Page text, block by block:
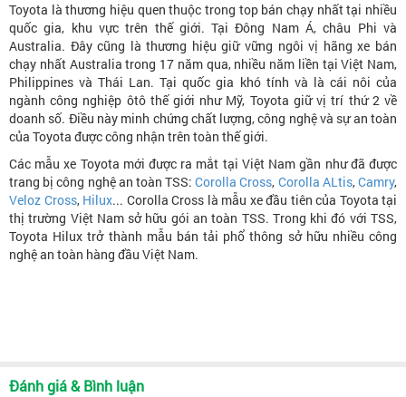
Toyota là thương hiệu quen thuộc trong top bán chạy nhất tại nhiều
quốc gia, khu vực trên thế giới. Tại Đông Nam Á, châu Phi và
Australia. Đây cũng là thương hiệu giữ vững ngôi vị hãng xe bán
chạy nhất Australia trong 17 năm qua, nhiều năm liền tại Việt Nam,
Philippines và Thái Lan. Tại quốc gia khó tính và là cái nôi của
ngành công nghiệp ôtô thế giới như Mỹ, Toyota giữ vị trí thứ 2 về
doanh số. Điều này minh chứng chất lượng, công nghệ và sự an toàn
của Toyota được công nhận trên toàn thế giới.
Các mẫu xe Toyota mới được ra mắt tại Việt Nam gần như đã được
trang bị công nghệ an toàn TSS:Corolla Cross, Corolla ALtis,Camry,
Veloz Cross, Hilux... Corolla Cross là mẫu xe đầu tiên của Toyota tại
thị trường Việt Nam sở hữu gói an toàn TSS. Trong khi đó với TSS,
Toyota Hilux trở thành mẫu bán tải phổ thông sở hữu nhiều công
nghệ an toàn hàng đầu Việt Nam.
Đánh giá & Bình luận